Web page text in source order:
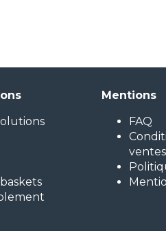
Mentions
FAQ
ventes